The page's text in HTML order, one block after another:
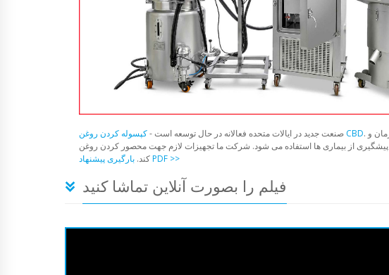
صنعت جدید در ایالات متحده فعالانه در حال توسعه است - کپسوله کردن روغن CBD. از کپسول ها برای درمان و
پیشگیری از بیماری ها استفاده می شود. شرکت ما تجهیزات لازم جهت محصور کردن روغن CBD را تولید می
کند.بارگیری پیشنهاد PDF >>
فیلم را بصورت آنلاین تماشا کنید